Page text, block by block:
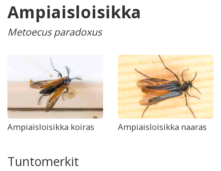
Ampiaisloisikka
Metoecus paradoxus
Ampiaisloisikka koiras Ampiaisloisikka naaras
Tuntomerkit